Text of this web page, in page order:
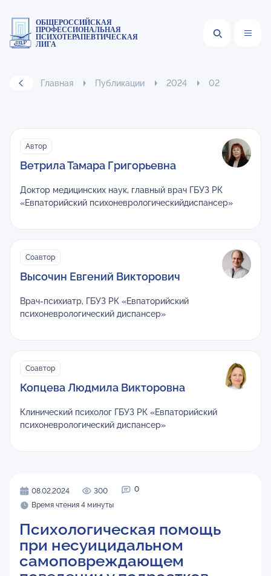
ОБЩЕРОССИЙСКАЯ
ПРОФЕССИОНАЛЬНАЯ
ПСИХОТЕРАПЕВТИЧЕСКАЯ
ЛИГА
Главная Публикации 2024 02
08.02.2024 300
0
Время чтения 4 минуты
Психологическая помощь
при несуицидальном
самоповреждающем
Автор
Ветрила Тамара Григорьевна
Доктор медицинских наук, главный врач ГБУЗ РК
«Евпаторийский психоневрологическийдиспансер»
Соавтор
Высочин Евгений Викторович
Врач-психиатр, ГБУЗ РК «Евпаторийский
психоневрологический диспансер»
Соавтор
Копцева Людмила Викторовна
Клинический психолог ГБУЗ РК «Евпаторийский
психоневрологический диспансер»